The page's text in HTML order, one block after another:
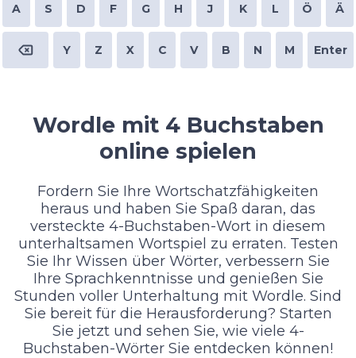
A S D F G H J K L Ö Ä
Y Z X C V B N M Enter
Wordle mit 4 Buchstaben
online spielen
Fordern Sie Ihre Wortschatzfähigkeiten
heraus und haben Sie Spaß daran, das
versteckte 4-Buchstaben-Wort in diesem
unterhaltsamen Wortspiel zu erraten. Testen
Sie Ihr Wissen über Wörter, verbessern Sie
Ihre Sprachkenntnisse und genießen Sie
Stunden voller Unterhaltung mit Wordle. Sind
Sie bereit für die Herausforderung? Starten
Sie jetzt und sehen Sie, wie viele 4-
Buchstaben-Wörter Sie entdecken können!